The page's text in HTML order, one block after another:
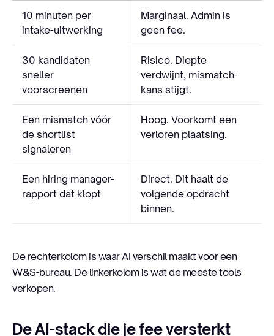
10 minuten per
intake-uitwerking
Marginaal. Admin is
geen fee.
30 kandidaten
sneller
voorscreenen
Risico. Diepte
verdwijnt, mismatch-
kans stijgt.
Een mismatch vóór
de shortlist
signaleren
Hoog. Voorkomt een
verloren plaatsing.
Een hiring manager-
rapport dat klopt
Direct. Dit haalt de
volgende opdracht
binnen.
De rechterkolom is waar AI verschil maakt voor een
W&S-bureau. De linkerkolom is wat de meeste tools
verkopen.
De AI-stack die je fee versterkt